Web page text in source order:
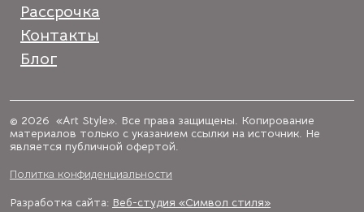
Рассрочка
Контакты
Блог
© 2026 «Art Style». Все права защищены. Копирование
материалов только с указанием ссылки на источник. Не
является публичной офертой.
Политка конфиденциальности
Разработка сайта: Веб-студия «Символ стиля»